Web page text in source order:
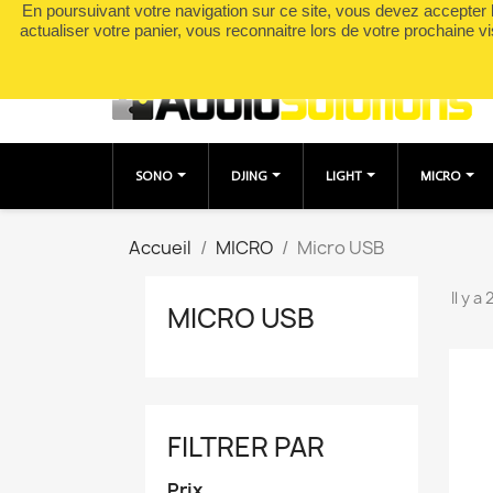
En poursuivant votre navigation sur ce site, vous devez
actualiser votre panier, vous reconnaitre lors de votre prochaine
Appelez-nous :0490049895
SONO DJING LIGHT MICRO
Accueil MICRO Micro USB
MICRO USB
FILTRER PAR
Il y a